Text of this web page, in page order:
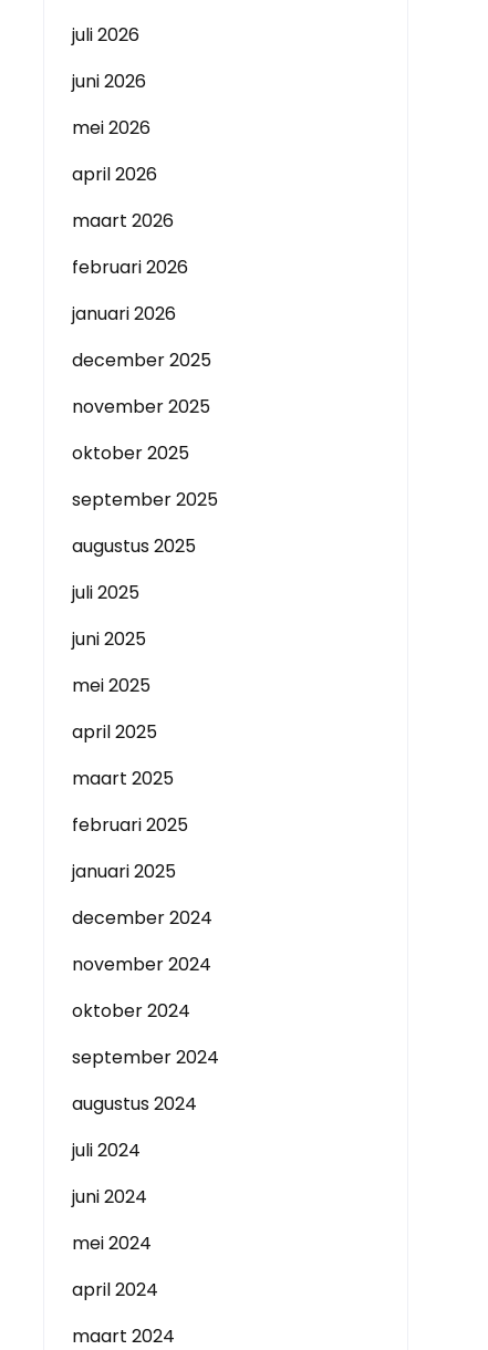
juli 2026
juni 2026
mei 2026
april 2026
maart 2026
februari 2026
januari 2026
december 2025
november 2025
oktober 2025
september 2025
augustus 2025
juli 2025
juni 2025
mei 2025
april 2025
maart 2025
februari 2025
januari 2025
december 2024
november 2024
oktober 2024
september 2024
augustus 2024
juli 2024
juni 2024
mei 2024
april 2024
maart 2024